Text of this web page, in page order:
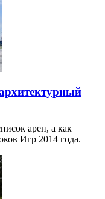
арен, а как
Игр 2014 года.